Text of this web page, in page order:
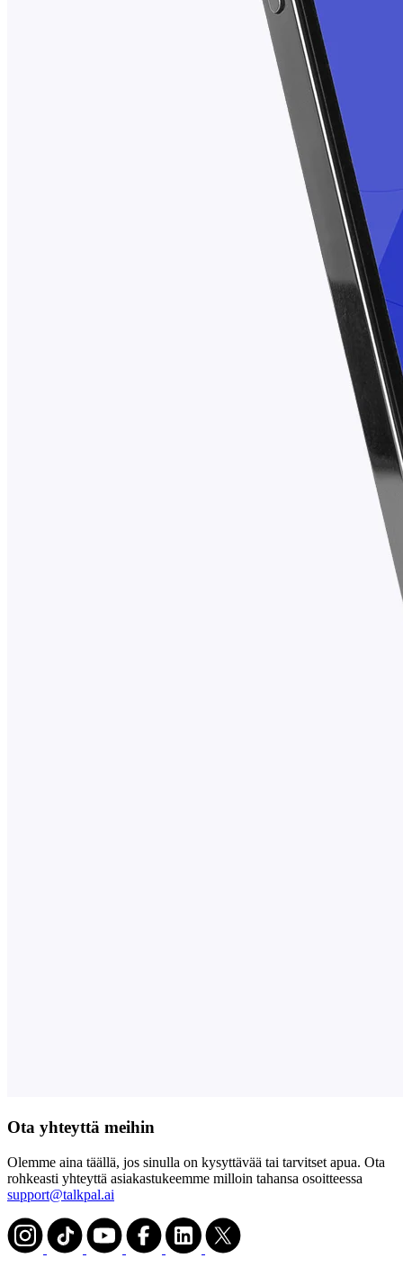
Ota yhteyttä meihin
Olemme aina täällä, jos sinulla on kysyttävää tai tarvitset apua. Ota
rohkeasti yhteyttä asiakastukeemme milloin tahansa osoitteessa
support@talkpal.ai